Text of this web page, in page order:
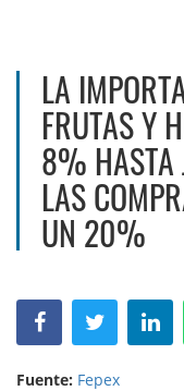
LA
FRUTAS Y
8% HASTA
LAS
UN 20%
Fuente: Fepex